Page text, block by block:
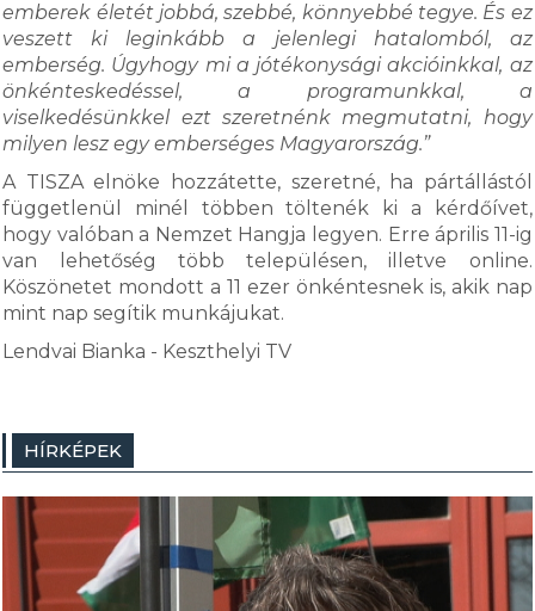
emberek életét jobbá, szebbé, könnyebbé tegye. És ez
veszett ki leginkább a jelenlegi hatalomból, az
emberség. Úgyhogy mi a jótékonysági akcióinkkal, az
önkénteskedéssel, a programunkkal, a
viselkedésünkkel ezt szeretnénk megmutatni, hogy
milyen lesz egy emberséges Magyarország.”
A TISZA elnöke hozzátette, szeretné, ha pártállástól
függetlenül minél többen töltenék ki a kérdőívet,
hogy valóban a Nemzet Hangja legyen. Erre április 11-ig
van lehetőség több településen, illetve online.
Köszönetet mondott a 11 ezer önkéntesnek is, akik nap
mint nap segítik munkájukat.
Lendvai Bianka - Keszthelyi TV
HÍRKÉPEK